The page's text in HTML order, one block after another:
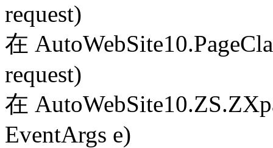
request)
在
request)
在
EventArgs e)